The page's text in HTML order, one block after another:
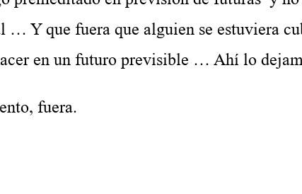
… Y que fuera que alguien se estuviera
en un futuro previsible … Ahí lo
fuera.